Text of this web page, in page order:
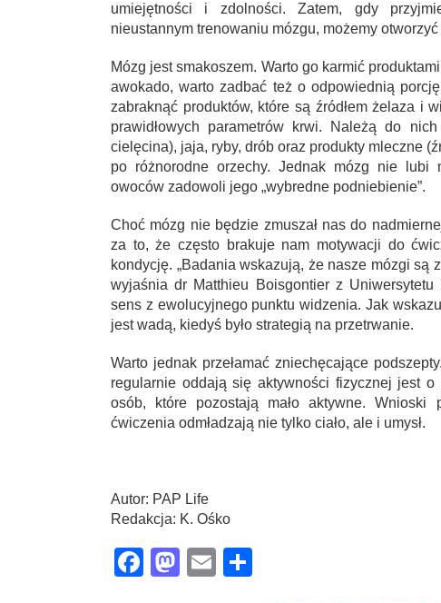
umiejętności i zdolności. Zatem, gdy
nieustannym trenowaniu mózgu, możemy
Mózg jest smakoszem. Warto go karmić
awokado, warto zadbać też o odpowiednią
zabraknąć produktów, które są źródłem żelaza i
prawidłowych parametrów krwi. Należą do
cielęcina), jaja, ryby, drób oraz produkty mleczne
po różnorodne orzechy. Jednak mózg nie lubi
owoców zadowoli jego „wybredne podniebienie”.
Choć mózg nie będzie zmuszał nas do
za to, że często brakuje nam motywacji do
kondycję. „Badania wskazują, że nasze mózgi są
wyjaśnia dr Matthieu Boisgontier z
sens z ewolucyjnego punktu widzenia. Jak
jest wadą, kiedyś było strategią na przetrwanie.
Warto jednak przełamać zniechęcające
regularnie oddają się aktywności fizycznej jest
osób, które pozostają mało aktywne.
ćwiczenia odmładzają nie tylko ciało, ale i umysł.
Autor: PAP Life
Redakcja: K. Ośko
Facebook
Mastodon
Email